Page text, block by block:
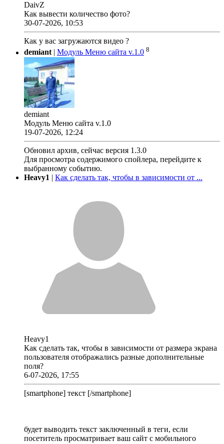
DaivZ
Как вывести количество фото?
30-07-2026, 10:53
Как у вас загружаются видео ?
demiant| Модуль Меню сайта v.1.0 8
demiant
Модуль Меню сайта v.1.0
19-07-2026, 12:24
Обновил архив, сейчас версия 1.3.0
Для просмотра содержимого спойлера, перейдите к
выбранному событию.
Heavy1 | Как сделать так, чтобы в зависимости от ...
Heavy1
Как сделать так, чтобы в зависимости от размера экрана
пользователя отображались разные дополнительные
поля?
6-07-2026, 17:55
[smartphone] текст [/smartphone]
будет выводить текст заключенный в теги, если
посетитель просматривает ваш сайт с мобильного